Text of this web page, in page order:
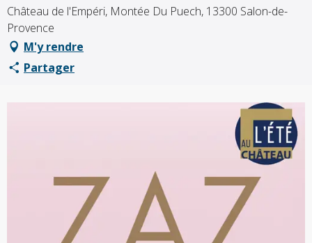
Château de l'Empéri, Montée Du Puech, 13300 Salon-de-
Provence
M'y rendre
Partager